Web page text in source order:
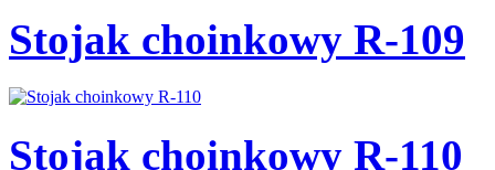
Stojak choinkowy R-109
Stojak choinkowy R-110